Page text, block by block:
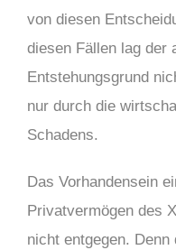
von diesen
diesen Fällen lag der
Entstehungsgrund
nur durch die
Schadens.
Das Vorhandensein
Privatvermögen des
nicht entgegen. Denn